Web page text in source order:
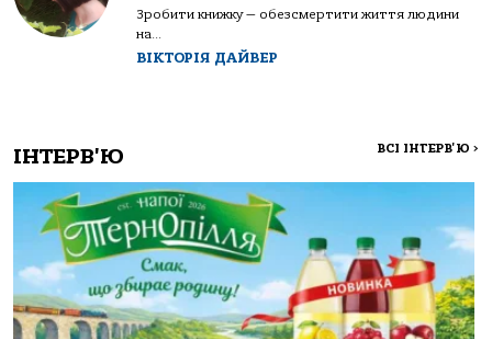
Зробити книжку — обезсмертити життя людини
на...
ВІКТОРІЯ ДАЙВЕР
ІНТЕРВ'Ю ВСІ ІНТЕРВ'Ю >